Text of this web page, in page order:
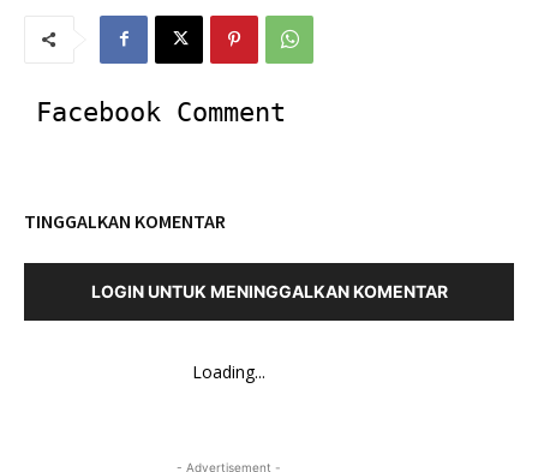
Facebook Comment
TINGGALKAN KOMENTAR
LOGIN UNTUK MENINGGALKAN KOMENTAR
Loading...
- Advertisement -